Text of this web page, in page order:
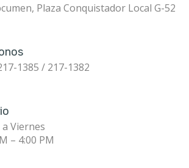
Plaza Conquistador Local G-52
1385 / 217-1382
Viernes
– 4:00 PM